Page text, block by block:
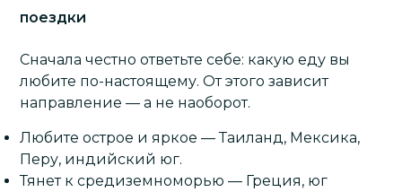
поездки
Сначала честно ответьте себе: какую еду вы
любите по-настоящему. От этого зависит
направление — а не наоборот.
Любите острое и яркое — Таиланд, Мексика,
Перу, индийский юг.
Тянет к средиземноморью — Греция, юг